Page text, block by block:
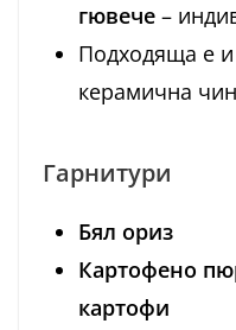
гювече –
Подходяща е
керамична
Гарнитури
Бял ориз
Картофено
картофи